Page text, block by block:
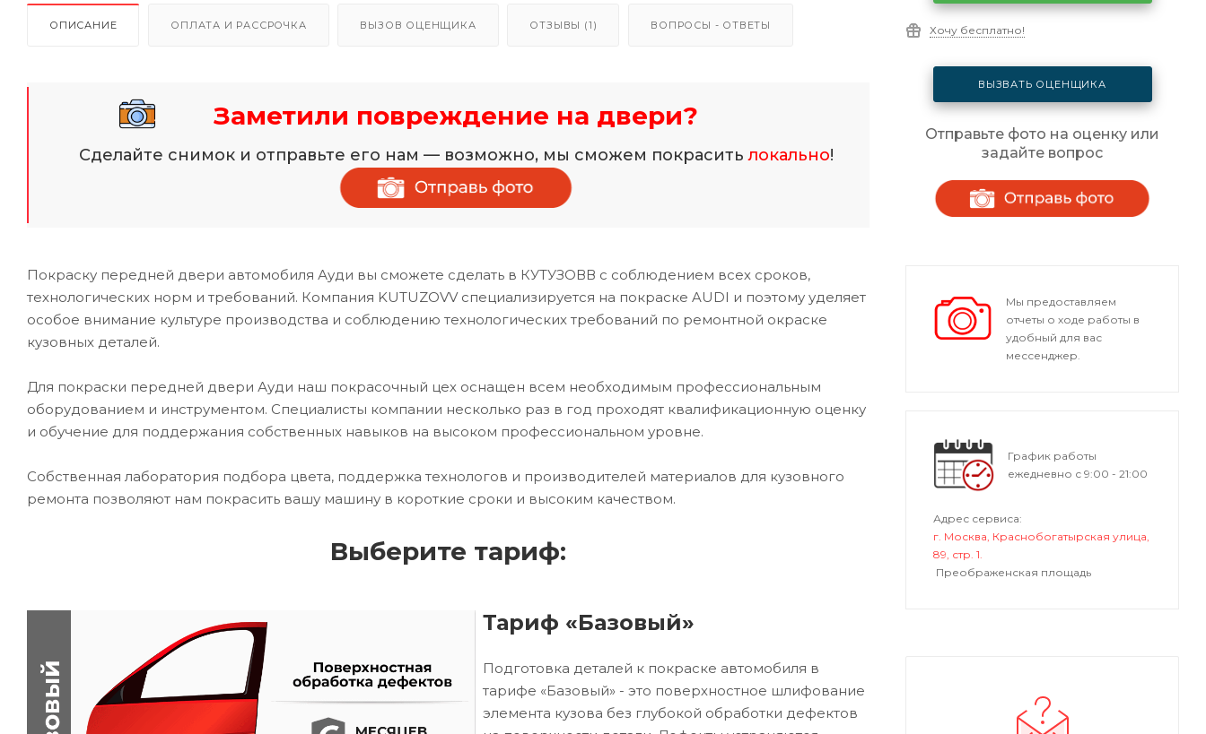
ОПИСАНИЕ ОПЛАТА И РАССРОЧКА ВЫЗОВ ОЦЕНЩИКА ОТЗЫВЫ (1) ВОПРОСЫ - ОТВЕТЫ
Заметили повреждение на двери?
Сделайте снимок и отправьте его нам — возможно, мы сможем покраситьлокально!
Покраску передней двери автомобиля Ауди вы сможете сделать в КУТУЗОВВ с соблюдением всех сроков,
технологических норм и требований. Компания KUTUZOVV специализируется на покраске AUDI и поэтому уделяет
особое внимание культуре производства и соблюдению технологических требований по ремонтной окраске
кузовных деталей.
Для покраски передней двери Ауди наш покрасочный цех оснащен всем необходимым профессиональным
оборудованием и инструментом. Специалисты компании несколько раз в год проходят квалификационную оценку
и обучение для поддержания собственных навыков на высоком профессиональном уровне.
Собственная лаборатория подбора цвета, поддержка технологов и производителей материалов для кузовного
ремонта позволяют нам покрасить вашу машину в короткие сроки и высоким качеством.
Выберите тариф:
Тариф «Базовый»
Подготовка деталей к покраске автомобиля в
тарифе «Базовый» - это поверхностное шлифование
элемента кузова без глубокой обработки дефектов
Хочу бесплатно!
ВЫЗВАТЬ ОЦЕНЩИКА
Отправьте фото на оценку или
задайте вопрос
Мы предоставляем
отчеты о ходе работы в
удобный для вас
мессенджер.
График работы
ежедневно с 9:00 - 21:00
Адрес сервиса:
г. Москва, Краснобогатырская улица,
89, стр. 1.
Преображенская площадь